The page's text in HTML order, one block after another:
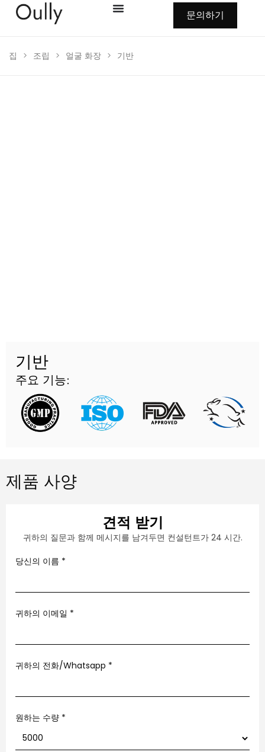
문의하기
집 > 조립 > 얼굴 화장 > 기반
기반
주요 기능:
제품 사양
견적 받기
귀하의 질문과 함께 메시지를 남겨두면 컨설턴트가 24 시간.
당신의 이름 *
귀하의 이메일 *
귀하의 전화/Whatsapp *
원하는 수량 *